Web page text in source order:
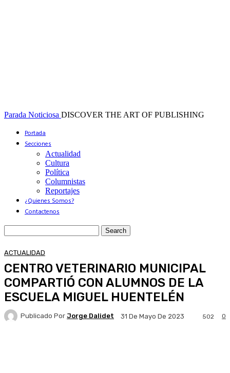
Parada Noticiosa DISCOVER THE ART OF PUBLISHING
Portada
Secciones
Actualidad
Cultura
Política
Columnistas
Reportajes
¿Quienes Somos?
Contactenos
ACTUALIDAD
CENTRO VETERINARIO MUNICIPAL
COMPARTIÓ CON ALUMNOS DE LA
ESCUELA MIGUEL HUENTELÉN
Publicado Por Jorge Dalidet 31 De Mayo De 2023 0
502